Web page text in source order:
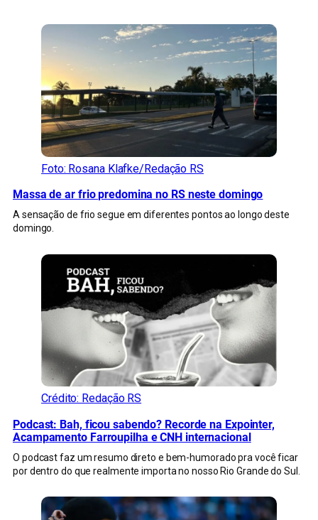
Foto: Rosana Klafke/Redação RS
Massa de ar frio predomina no RS neste domingo
A sensação de frio segue em diferentes pontos ao longo deste
domingo.
Crédito: Redação RS
Podcast: Bah, ficou sabendo? Recorde na Expointer,
Acampamento Farroupilha e CNH internacional
O podcast faz um resumo direto e bem-humorado pra você ficar
por dentro do que realmente importa no nosso Rio Grande do Sul.